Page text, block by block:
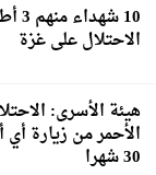
10
الاحتلال على غزة
هيئة الأسرى:
الأحمر من زيارة
30 شهرا